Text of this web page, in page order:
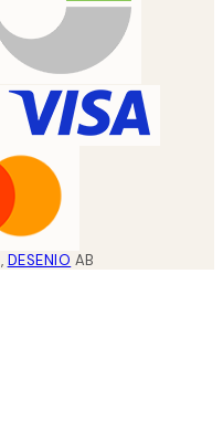
, DESENIO AB